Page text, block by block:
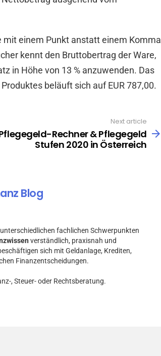
mit einem Punkt anstatt einem Komma
kennt den Bruttobertrag der Ware,
in Höhe von 13 % anzuwenden. Das
beläuft sich auf EUR 787,00.
Next article
Rechner & Pflegegeld
Stufen 2020 in Österreich
Blog
fachlichen Schwerpunkten
verständlich, praxisnah und
sich mit Geldanlage, Krediten,
Finanzentscheidungen.
, Steuer- oder Rechtsberatung.